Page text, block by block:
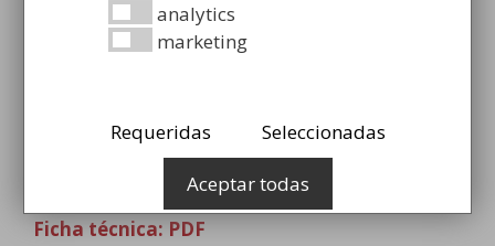
Cambiador de Pañales en
Cambiador de Pañales en Acero Inox
Ficha técnica: PDF
analytics
marketing
Requeridas Seleccionadas
Aceptar todas